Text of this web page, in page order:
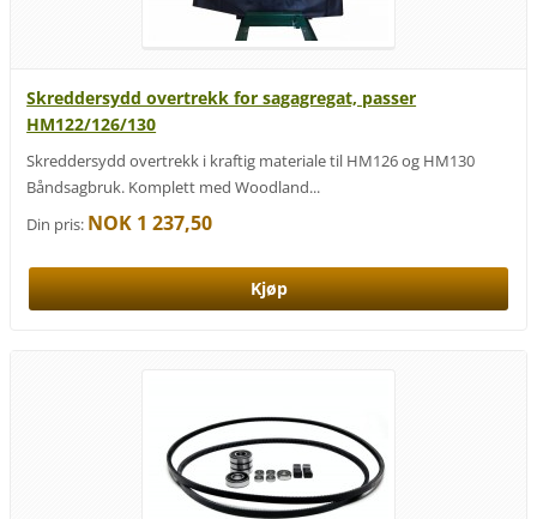
Skreddersydd overtrekk for sagagregat, passer
HM122/126/130
Skreddersydd overtrekk i kraftig materiale til HM126 og HM130
Båndsagbruk. Komplett med Woodland...
Din pris: NOK 1 237,50